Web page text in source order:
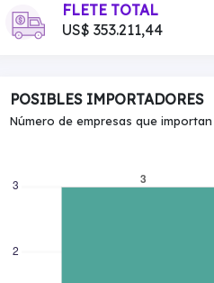
FLETE TOTAL
US$ 353.211,44
POSIBLES IMPORTADORES
Número de empresas que